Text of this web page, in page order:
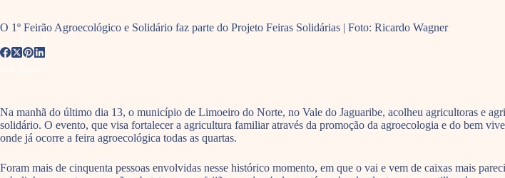
O 1º Feirão Agroecológico e Solidário faz parte do Projeto Feiras Solidárias | Foto: Ricardo Wagner
Na manhã do último dia 13, o município de Limoeiro do Norte, no Vale do Jaguaribe, acolheu agricultoras e
solidário. O evento, que visa fortalecer a agricultura familiar através da promoção da agroecologia e do bem
onde já ocorre a feira agroecológica todas as quartas.
Foram mais de cinquenta pessoas envolvidas nesse histórico momento, em que o vai e vem de caixas mais